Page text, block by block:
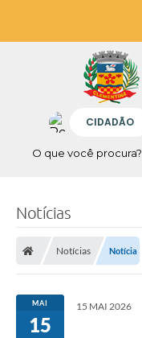
O que você procura?
CIDADÃO
Notícias
Notícias Notícia
MAI
15
15 MAI 2026